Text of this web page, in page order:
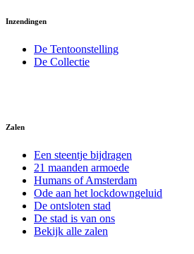
Inzendingen
De Tentoonstelling
De Collectie
Zalen
Een steentje bijdragen
21 maanden armoede
Humans of Amsterdam
Ode aan het lockdowngeluid
De ontsloten stad
De stad is van ons
Bekijk alle zalen